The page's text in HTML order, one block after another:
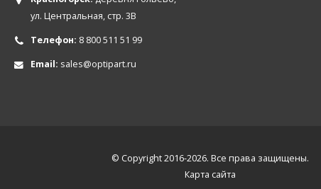
ул. Центральная, стр. 3В
Телефон: 8 800 511 51 99
Email: sales@optipart.ru
© Copyright 2016-2026. Все права защищены.
Карта сайта